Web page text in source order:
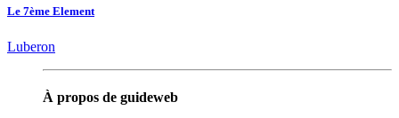
Le 7ème Element
Luberon
À propos de guideweb